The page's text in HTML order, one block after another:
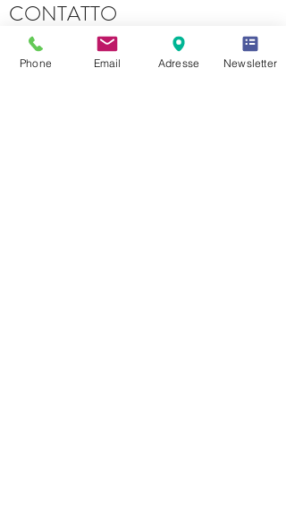
CONTATTO
Str. Meisules 201,
39048 Selva di Val Gardena
Phone Email Adresse Newsletter